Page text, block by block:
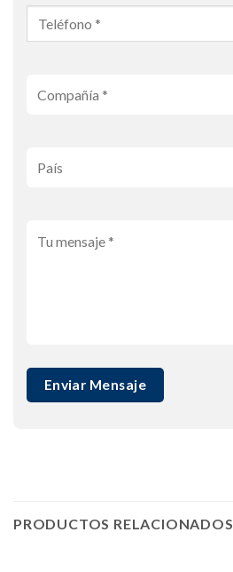
PRODUCTOS RELACIONADOS